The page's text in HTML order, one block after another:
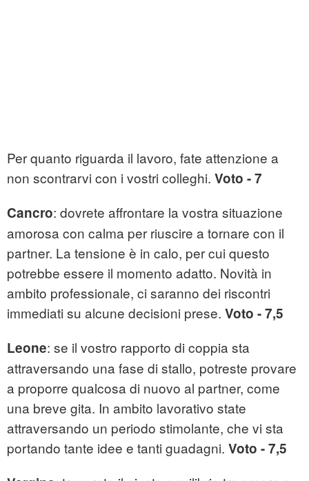
Per quanto riguarda il lavoro, fate attenzione a
non scontrarvi con i vostri colleghi. Voto - 7
Cancro: dovrete affrontare la vostra situazione
amorosa con calma per riuscire a tornare con il
partner. La tensione è in calo, per cui questo
potrebbe essere il momento adatto. Novità in
ambito professionale, ci saranno dei riscontri
immediati su alcune decisioni prese. Voto - 7,5
Leone: se il vostro rapporto di coppia sta
attraversando una fase di stallo, potreste provare
a proporre qualcosa di nuovo al partner, come
una breve gita. In ambito lavorativo state
attraversando un periodo stimolante, che vi sta
portando tante idee e tanti guadagni. Voto - 7,5